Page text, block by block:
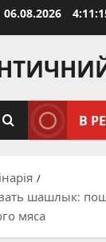
06.08.2026
В
шашлык:
мяса